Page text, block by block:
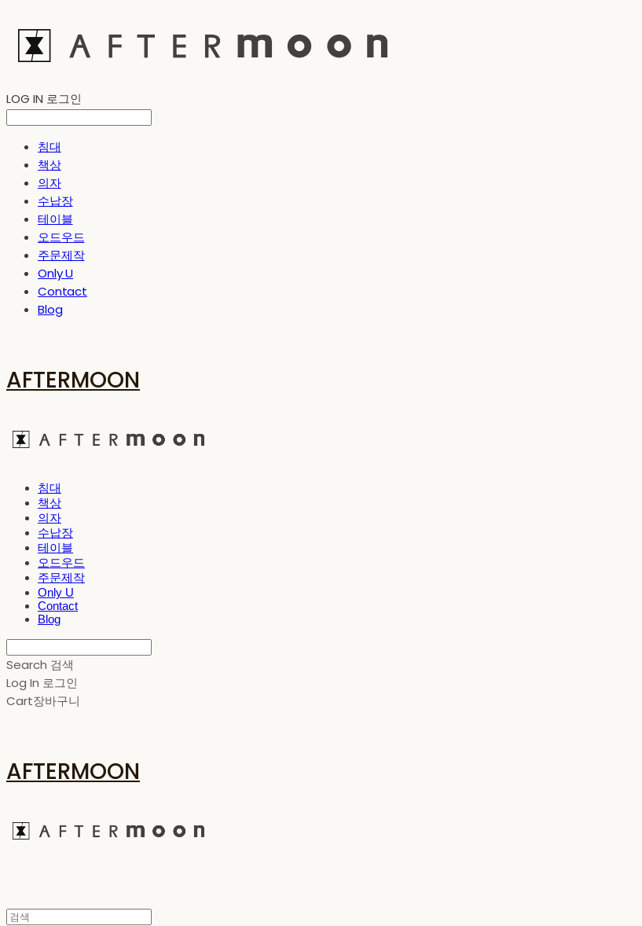
LOG IN 로그인
침대
책상
의자
수납장
테이블
오드우드
주문제작
Only U
Contact
Blog
AFTERMOON
침대
책상
의자
수납장
테이블
오드우드
주문제작
Only U
Contact
Blog
Search 검색
Log In 로그인
Cart장바구니
AFTERMOON